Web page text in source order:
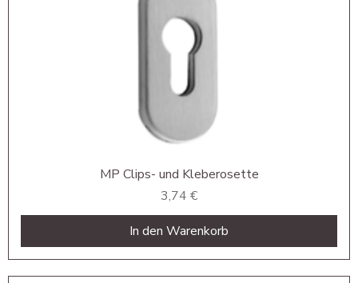
MP Clips- und Kleberosette
Preis
3,74 €
In den Warenkorb